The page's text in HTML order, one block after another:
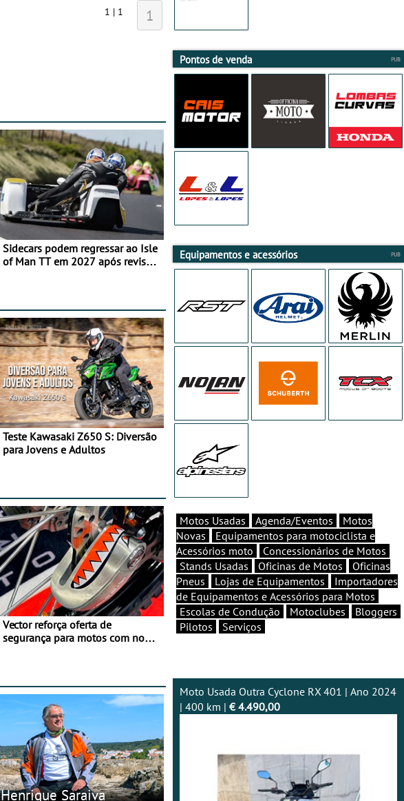
1 | 1
1
Sidecars podem regressar ao Isle
of Man TT em 2027 após revisão
Teste Kawasaki Z650 S: Diversão
para Jovens e Adultos
Vector reforça oferta de
segurança para motos com nova
Henrique Saraiva
Pontos de venda
Equipamentos e acessórios
Motos Usadas Agenda/Eventos
Motos
Novas
Equipamentos para motociclista e
Acessórios moto
Concessionários de Motos
Stands Usadas
Oficinas de Motos
Oficinas
Pneus
Lojas de Equipamentos
Importadores
de Equipamentos e Acessórios para Motos
Escolas de Condução
Motoclubes
Bloggers
Pilotos
Serviços
Moto Usada Outra Cyclone RX 401 | Ano 2024
| 400 km | € 4.490,00